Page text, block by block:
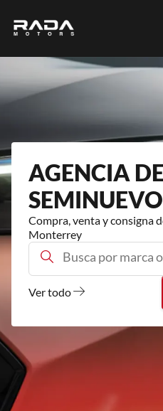
AGENCIA
Compra, venta y consigna
Monterrey
Busca por marca
Ver todo